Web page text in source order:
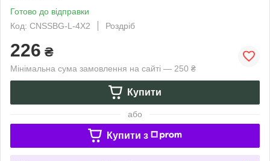
Готово до відправки
Код: CNSSBG-L-4X2
Роздріб
226 ₴
Мінімальна сума замовлення на сайті — 250 ₴
Купити
або
Купити з